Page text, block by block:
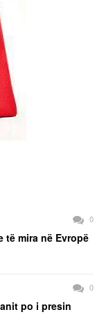
0
të mira në Evropë
0
po i presin